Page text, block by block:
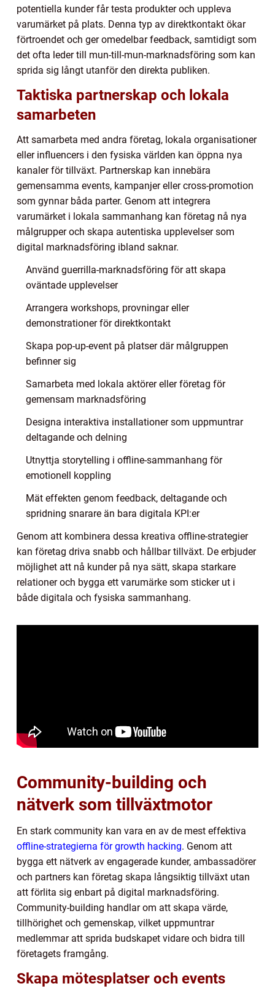
potentiella kunder får testa produkter och uppleva
varumärket på plats. Denna typ av direktkontakt ökar
förtroendet och ger omedelbar feedback, samtidigt som
det ofta leder till mun-till-mun-marknadsföring som kan
sprida sig långt utanför den direkta publiken.
Taktiska partnerskap och lokala
samarbeten
Att samarbeta med andra företag, lokala organisationer
eller influencers i den fysiska världen kan öppna nya
kanaler för tillväxt. Partnerskap kan innebära
gemensamma events, kampanjer eller cross-promotion
som gynnar båda parter. Genom att integrera
varumärket i lokala sammanhang kan företag nå nya
målgrupper och skapa autentiska upplevelser som
digital marknadsföring ibland saknar.
Använd guerrilla-marknadsföring för att skapa
oväntade upplevelser
Arrangera workshops, provningar eller
demonstrationer för direktkontakt
Skapa pop-up-event på platser där målgruppen
befinner sig
Samarbeta med lokala aktörer eller företag för
gemensam marknadsföring
Designa interaktiva installationer som uppmuntrar
deltagande och delning
Utnyttja storytelling i offline-sammanhang för
emotionell koppling
Mät effekten genom feedback, deltagande och
spridning snarare än bara digitala KPI:er
Genom att kombinera dessa kreativa offline-strategier
kan företag driva snabb och hållbar tillväxt. De erbjuder
möjlighet att nå kunder på nya sätt, skapa starkare
relationer och bygga ett varumärke som sticker ut i
både digitala och fysiska sammanhang.
Community-building och
nätverk som tillväxtmotor
En stark community kan vara en av de mest effektiva
offline-strategierna för growth hacking. Genom att
bygga ett nätverk av engagerade kunder, ambassadörer
och partners kan företag skapa långsiktig tillväxt utan
att förlita sig enbart på digital marknadsföring.
Community-building handlar om att skapa värde,
tillhörighet och gemenskap, vilket uppmuntrar
medlemmar att sprida budskapet vidare och bidra till
företagets framgång.
Skapa mötesplatser och events